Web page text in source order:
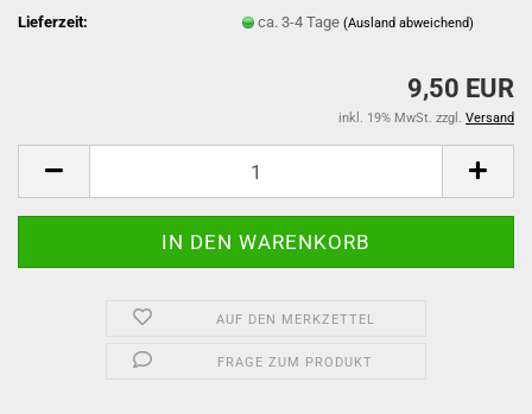
Lieferzeit:
ca. 3-4 Tage(Ausland abweichend)
9,50 EUR
inkl. 19% MwSt. zzgl. Versand
AUF DEN MERKZETTEL
FRAGE ZUM PRODUKT